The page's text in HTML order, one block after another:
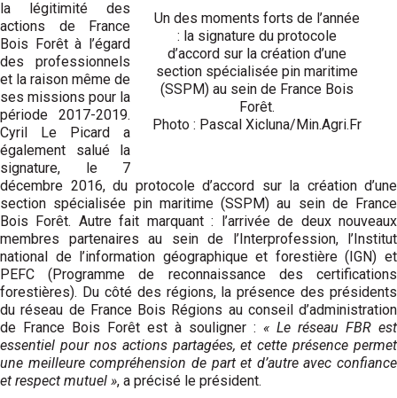
Un des moments forts de l’année
: la signature du protocole
d’accord sur la création d’une
section spécialisée pin maritime
(SSPM) au sein de France Bois
Forêt.
Photo : Pascal Xicluna/Min.Agri.Fr
la légitimité des
actions de France
Bois Forêt à l’égard
des professionnels
et la raison même de
ses missions pour la
période 2017-2019.
Cyril Le Picard a
également salué la
signature, le 7
décembre 2016, du protocole d’accord sur la création d’une
section spécialisée pin maritime (SSPM) au sein de France
Bois Forêt. Autre fait marquant : l’arrivée de deux nouveaux
membres partenaires au sein de l’Interprofession, l’Institut
national de l’information géographique et forestière (IGN) et
PEFC (Programme de reconnaissance des certifications
forestières). Du côté des régions, la présence des présidents
du réseau de France Bois Régions au conseil d’administration
de France Bois Forêt est à souligner : « Le réseau FBR est
essentiel pour nos actions partagées, et cette présence permet
une meilleure compréhension de part et d’autre avec confiance
et respect mutuel », a précisé le président.